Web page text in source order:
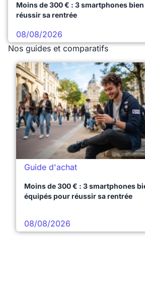
Moins de 300 € : 3 smartphones
réussir sa rentrée
08/08/2026
Nos guides et comparatifs
Guide d'achat
Moins de 300 € : 3 smartphones
équipés pour réussir sa rentrée
08/08/2026